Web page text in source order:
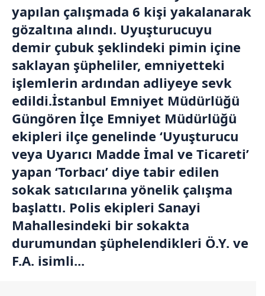
yapılan çalışmada 6 kişi yakalanarak
gözaltına alındı. Uyuşturucuyu
demir çubuk şeklindeki pimin içine
saklayan şüpheliler, emniyetteki
işlemlerin ardından adliyeye sevk
edildi.İstanbul Emniyet Müdürlüğü
Güngören İlçe Emniyet Müdürlüğü
ekipleri ilçe genelinde ‘Uyuşturucu
veya Uyarıcı Madde İmal ve Ticareti’
yapan ‘Torbacı’ diye tabir edilen
sokak satıcılarına yönelik çalışma
başlattı. Polis ekipleri Sanayi
Mahallesindeki bir sokakta
durumundan şüphelendikleri Ö.Y. ve
F.A. isimli...